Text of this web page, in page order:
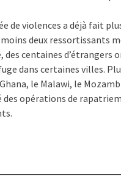
de violences a déjà fait
deux ressortissants
des centaines d’étrangers
dans certaines villes.
le Malawi, le
des opérations de